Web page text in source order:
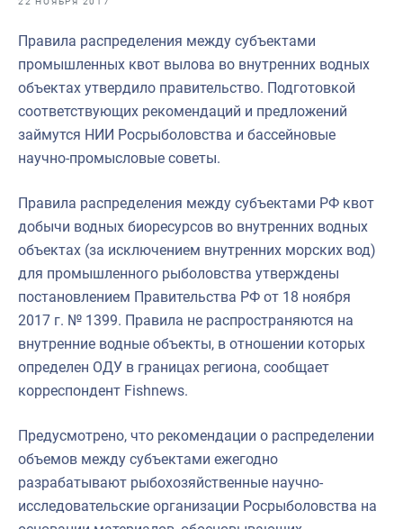
Выставки и конференции
Рыбоохрана России
Укрепление духовно-нравственных ценностей
События в России и мире
Правила распределения между субъектами
промышленных квот вылова во внутренних водных
объектах утвердило правительство. Подготовкой
соответствующих рекомендаций и предложений
займутся НИИ Росрыболовства и бассейновые
научно-промысловые советы.
Правила распределения между субъектами РФ квот
добычи водных биоресурсов во внутренних водных
объектах (за исключением внутренних морских вод)
для промышленного рыболовства утверждены
постановлением Правительства РФ от 18 ноября
2017 г. № 1399. Правила не распространяются на
внутренние водные объекты, в отношении которых
определен ОДУ в границах региона, сообщает
корреспондент Fishnews.
Предусмотрено, что рекомендации о распределении
объемов между субъектами ежегодно
разрабатывают рыбохозяйственные научно-
исследовательские организации Росрыболовства на